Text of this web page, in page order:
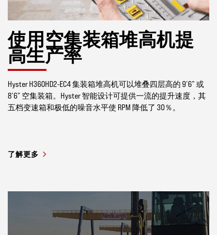
使用空集装箱堆高机提
高生产率
Hyster H360HD2-EC4 集装箱堆高机可以堆叠四层高的 9’6” 或
8’6” 空集装箱。Hyster 智能设计可提供一流的提升速度，其
五档变速箱和极低的噪音水平使 RPM 降低了 30％。
了解更多